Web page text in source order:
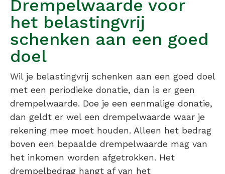
Drempelwaarde voor
het belastingvrij
schenken aan een goed
doel
Wil je belastingvrij schenken aan een goed doel
met een periodieke donatie, dan is er geen
drempelwaarde. Doe je een eenmalige donatie,
dan geldt er wel een drempelwaarde waar je
rekening mee moet houden. Alleen het bedrag
boven een bepaalde drempelwaarde mag van
het inkomen worden afgetrokken. Het
drempelbedrag hangt af van het